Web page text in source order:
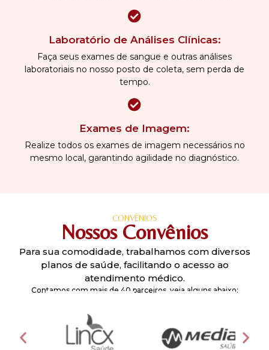
Laboratório de Análises Clínicas:
Faça seus exames de sangue e outras análises
laboratoriais no nosso posto de coleta, sem perda de
tempo.
Exames de Imagem:
Realize todos os exames de imagem necessários no
mesmo local, garantindo agilidade no diagnóstico.
CONVÊNIOS
Nossos Convênios
Para sua comodidade, trabalhamos com diversos
planos de saúde, facilitando o acesso ao
atendimento médico.
Contamos com mais de 40 parceiros, veja alguns abaixo: